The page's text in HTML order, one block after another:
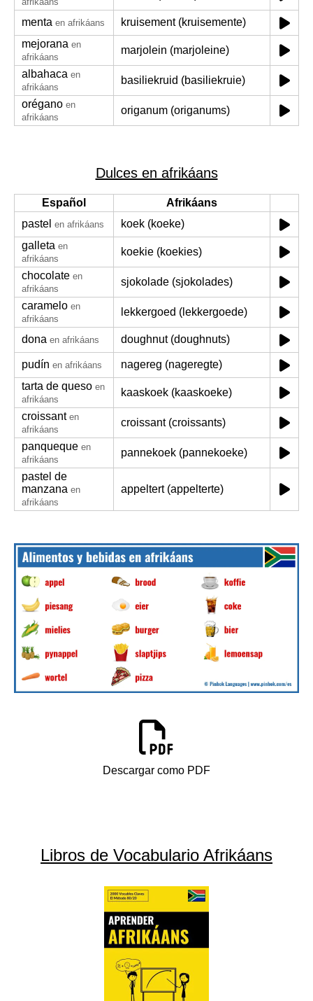
menta en afrikáans
kruisement (kruisemente)
mejorana en
afrikáans
marjolein (marjoleine)
albahaca en
afrikáans
basiliekruid (basiliekruie)
orégano en
afrikáans
origanum (origanums)
Dulces en afrikáans
Español
Afrikáans
pastel en afrikáans
koek (koeke)
galleta en
afrikáans
koekie (koekies)
chocolate en
afrikáans
sjokolade (sjokolades)
caramelo en
afrikáans
lekkergoed (lekkergoede)
dona en afrikáans doughnut (doughnuts)
pudín en afrikáans
nagereg (nageregte)
tarta de queso en
afrikáans
kaaskoek (kaaskoeke)
croissant en
afrikáans
croissant (croissants)
panqueque en
afrikáans
pannekoek (pannekoeke)
pastel de
manzana en
afrikáans
appeltert (appelterte)
Descargar como PDF
Libros de Vocabulario Afrikáans